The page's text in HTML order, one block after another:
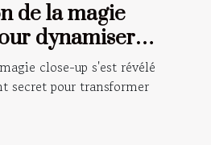
de la magie
dynamiser
spéciaux
close-up s'est révélé
secret pour transformer